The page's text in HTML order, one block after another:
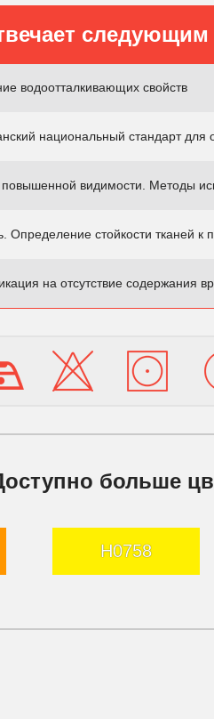
следующим
водоотталкивающих свойств
национальный стандарт
видимости. Методы
Определение стойкости тканей
на отсутствие содержания
больше
H0758